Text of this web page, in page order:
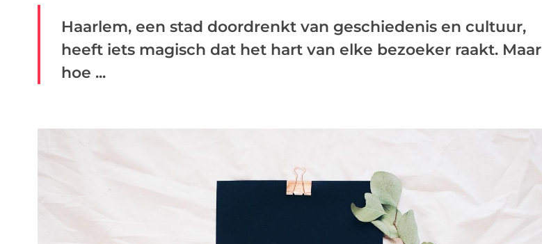
Haarlem, een stad doordrenkt van geschiedenis en cultuur,
heeft iets magisch dat het hart van elke bezoeker raakt. Maar
hoe ...